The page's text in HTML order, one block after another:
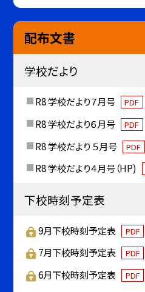
配布文書
学校だより
R8 学校だより７月号 PDF
R8 学校だより６月号
PDF
R8 学校だより ５月号
PDF
R8 学校だより４月号（HP)
下校時刻予定表
9月下校時刻予定表 PDF
7月下校時刻予定表
PDF
6月下校時刻予定表
PDF